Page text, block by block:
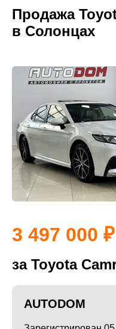
Продажа
в Солонцах
3 497 000
за Toyota
AUTODOM